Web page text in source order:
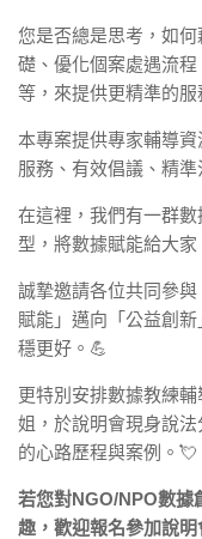
您是否總是思考，如
礎、優化個案處遇流
等，來提供更精準的服
本專案提供專家輔導
服務、有效倡議、精準
在這裡，我們有一群
型，將數據賦能給大家
誠摯邀請各位共同參
賦能」邁向「公益創
穩更好。💪
更特別安排數據教練
姐，於說明會現身說法
的心路歷程與案例。💘
若您對NGO/NPO數據
趣，歡迎報名參加說明